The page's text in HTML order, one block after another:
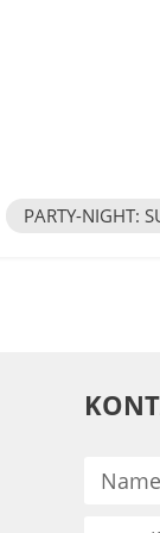
PARTY-NIGHT: